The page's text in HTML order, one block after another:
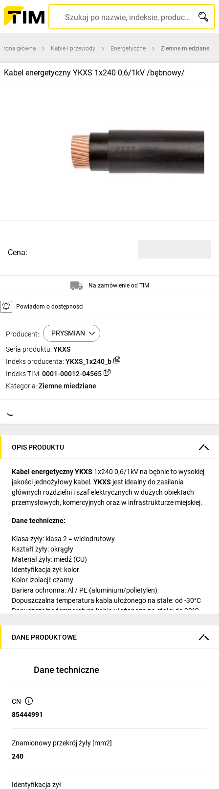
Szukaj po nazwie, indeksie, producencie, kodzie kreskowym...
główna Kable i przewody Energetyczne Ziemne miedziane
Kabel energetyczny YKXS 1x240 0,6/1kV /bębnowy/
Producent: PRYSMIAN
Seria produktu: YKXS
Indeks producenta: YKXS_1x240_b
Indeks TIM: 0001-00012-04565
Kategoria: Ziemne miedziane
Cena:
Na zamówienie od TIM
Powiadom o dostępności
OPIS PRODUKTU
Kabel energetyczny YKXS 1x240 0,6/1kV na bębnie to wysokiej
jakości jednożyłowy kabel. YKXS jest idealny do zasilania
głównych rozdzielni i szaf elektrycznych w dużych obiektach
przemysłowych, komercyjnych oraz w infrastrukturze miejskiej.
Dane techniczne:
Klasa żyły: klasa 2 = wielodrutowy
Kształt żyły: okrągły
Materiał żyły: miedź (CU)
Identyfikacja żył: kolor
Kolor izolacji: czarny
Bariera ochronna: Al / PE (aluminium/polietylen)
Dopuszczalna temperatura kabla ułożonego na stałe: od -30°C
Dopuszczalna temperatura kabla ułożonego na stałe: do 90°C
Napięcie znamionowe U0: 0.6000 V
Materiał powłoki zewnętrznej: PVC
Przybliżona średnica zewnętrzna: 25.6000 mm
Maksymalna długość odcinka wyprzedażowego: 50 m
DANE PRODUKTOWE
Dane techniczne
CN
85444991
Znamionowy przekrój żyły [mm2]
240
Identyfikacja żył